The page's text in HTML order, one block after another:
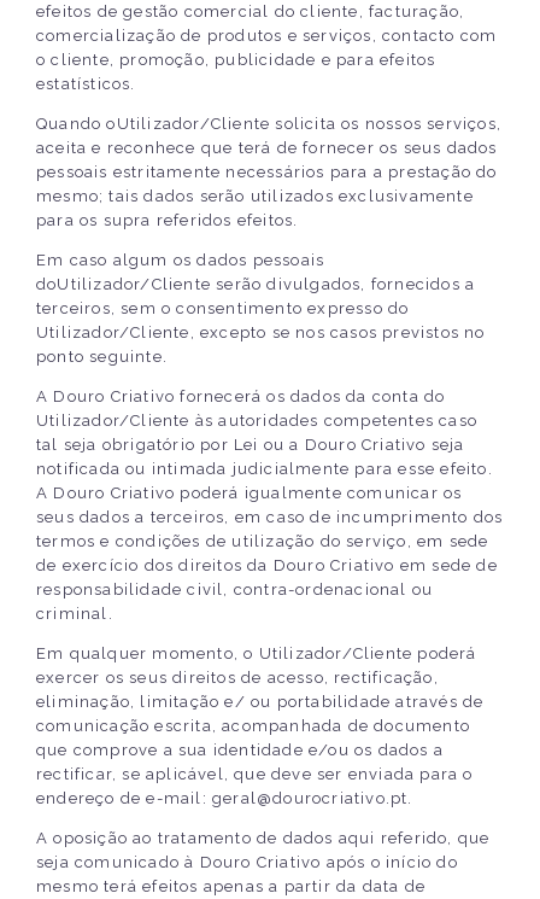
efeitos de gestão comercial do cliente, facturação,
comercialização de produtos e serviços, contacto com
o cliente, promoção, publicidade e para efeitos
estatísticos.
Quando oUtilizador/Cliente solicita os nossos serviços,
aceita e reconhece que terá de fornecer os seus dados
pessoais estritamente necessários para a prestação do
mesmo; tais dados serão utilizados exclusivamente
para os supra referidos efeitos.
Em caso algum os dados pessoais
doUtilizador/Cliente serão divulgados, fornecidos a
terceiros, sem o consentimento expresso do
Utilizador/Cliente, excepto se nos casos previstos no
ponto seguinte.
A Douro Criativo fornecerá os dados da conta do
Utilizador/Cliente às autoridades competentes caso
tal seja obrigatório por Lei ou a Douro Criativo seja
notificada ou intimada judicialmente para esse efeito.
A Douro Criativo poderá igualmente comunicar os
seus dados a terceiros, em caso de incumprimento dos
termos e condições de utilização do serviço, em sede
de exercício dos direitos da Douro Criativo em sede de
responsabilidade civil, contra-ordenacional ou
criminal.
Em qualquer momento, o Utilizador/Cliente poderá
exercer os seus direitos de acesso, rectificação,
eliminação, limitação e/ ou portabilidade através de
comunicação escrita, acompanhada de documento
que comprove a sua identidade e/ou os dados a
rectificar, se aplicável, que deve ser enviada para o
endereço de e-mail: geral@dourocriativo.pt.
A oposição ao tratamento de dados aqui referido, que
seja comunicado à Douro Criativo após o início do
mesmo terá efeitos apenas a partir da data de